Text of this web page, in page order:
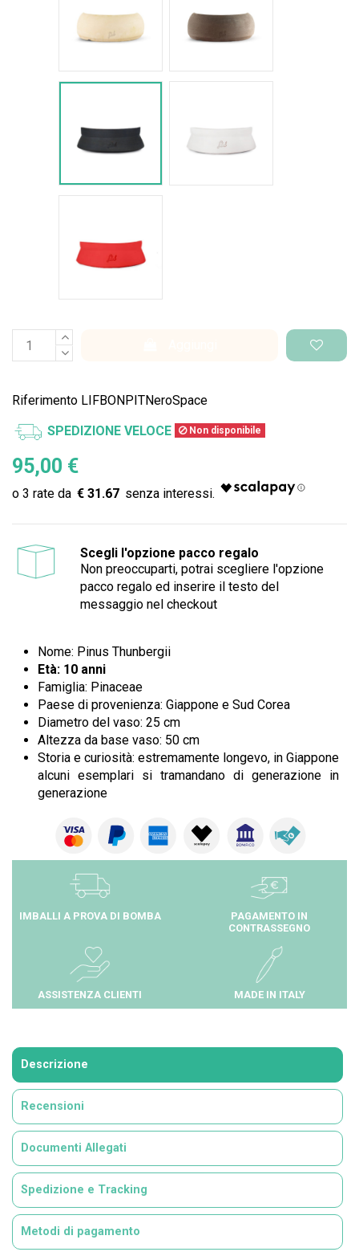
Riferimento LIFBONPITNeroSpace
SPEDIZIONE VELOCE Non disponibile
95,00 €
€ 31.67
Scegli l'opzione pacco regalo
Non preoccuparti, potrai scegliere l'opzione
pacco regalo ed inserire il testo del
messaggio nel checkout
Nome: Pinus Thunbergii
Età: 10 anni
Famiglia: Pinaceae
Paese di provenienza: Giappone e Sud Corea
Diametro del vaso: 25 cm
Altezza da base vaso: 50 cm
Storia e curiosità: estremamente longevo, in Giappone
alcuni esemplari si tramandano di generazione in
generazione
IMBALLI A PROVA DI BOMBA
PAGAMENTO IN
CONTRASSEGNO
ASSISTENZA CLIENTI MADE IN ITALY
Descrizione
Recensioni
Documenti Allegati
Spedizione e Tracking
Metodi di pagamento